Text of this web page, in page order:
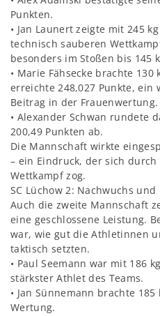
Punkten.
• Jan Launert zeigte mit 245
technisch sauberen
besonders im Stoßen bis 145
• Marie Fähsecke brachte
erreichte 248,027 Punkte, ein
Beitrag in der Frauenwertung.
• Alexander Schwan rundete
200,49 Punkten ab.
Die Mannschaft wirkte
– ein Eindruck, der sich durch
Wettkampf zog.
SC Lüchow 2: Nachwuchs
Auch die zweite Mannschaft
eine geschlossene Leistung.
war, wie gut die Athletinnen
taktisch setzten.
• Paul Seemann war mit 186
stärkster Athlet des Teams.
• Jan Sünnemann brachte
Wertung.